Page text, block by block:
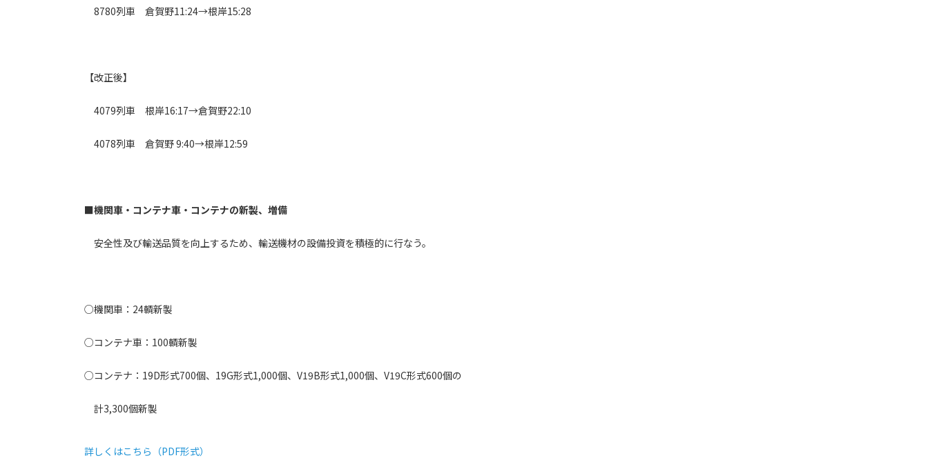
8780列車 倉賀野11:24→根岸15:28
【改正後】
4079列車 根岸16:17→倉賀野22:10
4078列車 倉賀野 9:40→根岸12:59
■機関車・コンテナ車・コンテナの新製、増備
安全性及び輸送品質を向上するため、輸送機材の設備投資を積極的に行なう。
○機関車：24輌新製
○コンテナ車：100輌新製
○コンテナ：19D形式700個、19G形式1,000個、V19B形式1,000個、V19C形式600個の
計3,300個新製
詳しくはこちら（PDF形式）